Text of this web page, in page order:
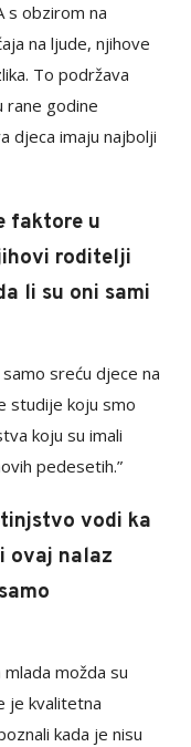
s obzirom na
na ljude, njihove
To podržava
rane godine
djeca imaju najbolji
faktore u
roditelji
li su oni sami
sreću djece na
studije koju smo
koju su imali
pedesetih.”
vodi ka
ovaj nalaz
mlada možda su
je kvalitetna
kada je nisu